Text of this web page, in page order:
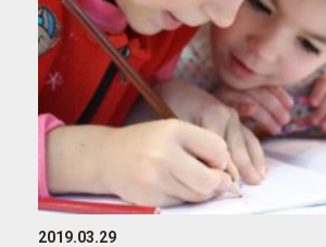
2019.03.29